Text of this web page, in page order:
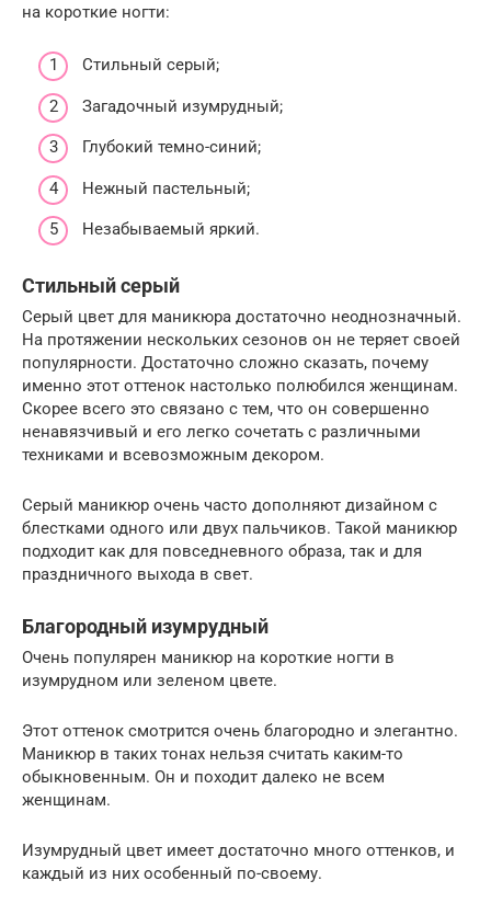
на короткие ногти:
Стильный серый;
Загадочный изумрудный;
Глубокий темно-синий;
Нежный пастельный;
Незабываемый яркий.
Стильный серый
Серый цвет для маникюра достаточно неоднозначный.
На протяжении нескольких сезонов он не теряет своей
популярности. Достаточно сложно сказать, почему
именно этот оттенок настолько полюбился женщинам.
Скорее всего это связано с тем, что он совершенно
ненавязчивый и его легко сочетать с различными
техниками и всевозможным декором.
Серый маникюр очень часто дополняют дизайном с
блестками одного или двух пальчиков. Такой маникюр
подходит как для повседневного образа, так и для
праздничного выхода в свет.
Благородный изумрудный
Очень популярен маникюр на короткие ногти в
изумрудном или зеленом цвете.
Этот оттенок смотрится очень благородно и элегантно.
Маникюр в таких тонах нельзя считать каким-то
обыкновенным. Он и походит далеко не всем
женщинам.
Изумрудный цвет имеет достаточно много оттенков, и
каждый из них особенный по-своему.